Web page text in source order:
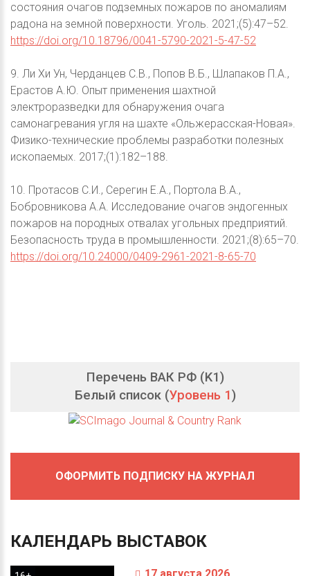
состояния очагов подземных пожаров по аномалиям
радона на земной поверхности. Уголь. 2021;(5):47–52.
https://doi.org/10.18796/0041-5790-2021-5-47-52
9. Ли Хи Ун, Черданцев С.В., Попов В.Б., Шлапаков П.А.,
Ерастов А.Ю. Опыт применения шахтной
электроразведки для обнаружения очага
самонагревания угля на шахте «Ольжерасская-Новая».
Физико-технические проблемы разработки полезных
ископаемых. 2017;(1):182–188.
10. Протасов С.И., Серегин Е.А., Портола В.А.,
Бобровникова А.А. Исследование очагов эндогенных
пожаров на породных отвалах угольных предприятий.
Безопасность труда в промышленности. 2021;(8):65–70.
https://doi.org/10.24000/0409-2961-2021-8-65-70
Перечень ВАК РФ (K1)
Белый список (Уровень 1)
ОФОРМИТЬ ПОДПИСКУ НА ЖУРНАЛ
КАЛЕНДАРЬ ВЫСТАВОК